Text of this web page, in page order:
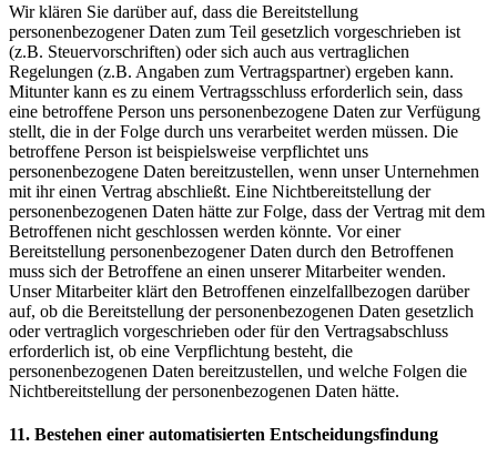
Wir klären Sie darüber auf, dass die Bereitstellung
personenbezogener Daten zum Teil gesetzlich vorgeschrieben ist
(z.B. Steuervorschriften) oder sich auch aus vertraglichen
Regelungen (z.B. Angaben zum Vertragspartner) ergeben kann.
Mitunter kann es zu einem Vertragsschluss erforderlich sein, dass
eine betroffene Person uns personenbezogene Daten zur Verfügung
stellt, die in der Folge durch uns verarbeitet werden müssen. Die
betroffene Person ist beispielsweise verpflichtet uns
personenbezogene Daten bereitzustellen, wenn unser Unternehmen
mit ihr einen Vertrag abschließt. Eine Nichtbereitstellung der
personenbezogenen Daten hätte zur Folge, dass der Vertrag mit dem
Betroffenen nicht geschlossen werden könnte. Vor einer
Bereitstellung personenbezogener Daten durch den Betroffenen
muss sich der Betroffene an einen unserer Mitarbeiter wenden.
Unser Mitarbeiter klärt den Betroffenen einzelfallbezogen darüber
auf, ob die Bereitstellung der personenbezogenen Daten gesetzlich
oder vertraglich vorgeschrieben oder für den Vertragsabschluss
erforderlich ist, ob eine Verpflichtung besteht, die
personenbezogenen Daten bereitzustellen, und welche Folgen die
Nichtbereitstellung der personenbezogenen Daten hätte.
11. Bestehen einer automatisierten Entscheidungsfindung